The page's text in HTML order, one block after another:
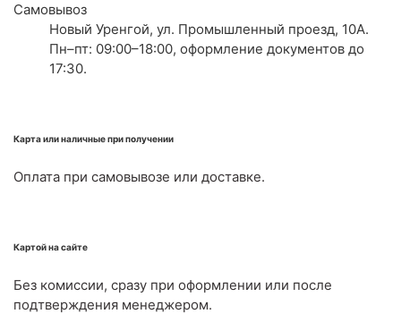
Самовывоз
Новый Уренгой, ул. Промышленный проезд, 10А.
Пн–пт: 09:00–18:00, оформление документов до
17:30.
Карта или наличные при получении
Оплата при самовывозе или доставке.
Картой на сайте
Без комиссии, сразу при оформлении или после
подтверждения менеджером.